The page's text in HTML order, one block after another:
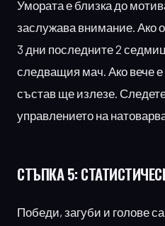
Умората е близка до
заслужава внимание. Ако
3 дни последните 2
следващия мач. Ако вече
състав ще излезе.
управлението на
СТЪПКА 5:
Победи, загуби и голове